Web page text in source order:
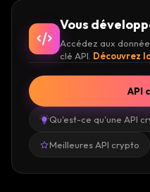
Vous
Accédez aux
clé API. Découvrez
Qu'est-ce qu'une API
Meilleures API crypto
API